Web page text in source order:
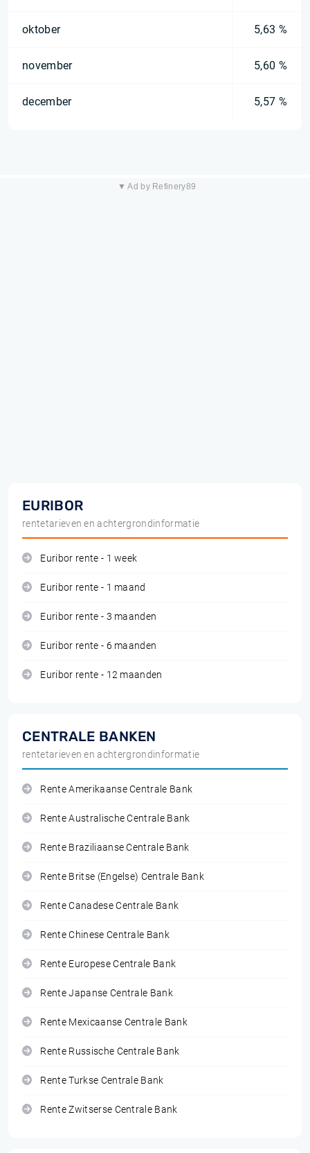
oktober 5,63 %
november 5,60 %
december 5,57 %
▼ Ad by Refinery89
EURIBOR
rentetarieven en achtergrondinformatie
Euribor rente - 1 week
Euribor rente - 1 maand
Euribor rente - 3 maanden
Euribor rente - 6 maanden
Euribor rente - 12 maanden
CENTRALE BANKEN
rentetarieven en achtergrondinformatie
Rente Amerikaanse Centrale Bank
Rente Australische Centrale Bank
Rente Braziliaanse Centrale Bank
Rente Britse (Engelse) Centrale Bank
Rente Canadese Centrale Bank
Rente Chinese Centrale Bank
Rente Europese Centrale Bank
Rente Japanse Centrale Bank
Rente Mexicaanse Centrale Bank
Rente Russische Centrale Bank
Rente Turkse Centrale Bank
Rente Zwitserse Centrale Bank